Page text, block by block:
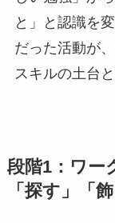
と」と認識を
だった活動が
スキルの土台
段階1：ワー
「探す」「